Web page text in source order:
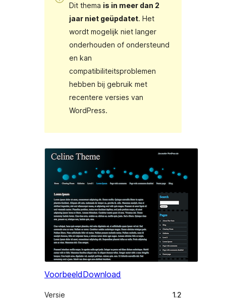
Dit thema is in meer dan 2
jaar niet geüpdatet. Het
wordt mogelijk niet langer
onderhouden of ondersteund
en kan
compatibiliteitsproblemen
hebben bij gebruik met
recentere versies van
WordPress.
VoorbeeldDownload
Versie
1.2